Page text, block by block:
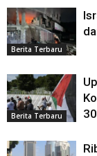
Berita Terbaru
Berita Terbaru